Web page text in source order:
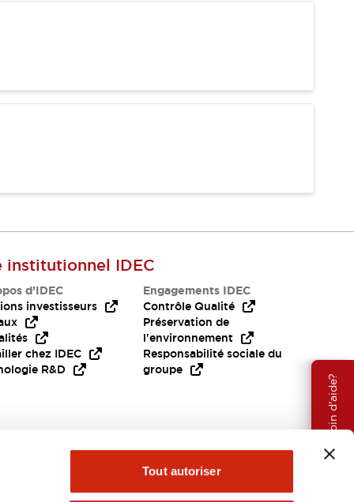
Tout autoriser
Besoin d'aide?
institutionnel IDEC
d’IDEC
investisseurs
chez IDEC
R&D
Engagements IDEC
Contrôle Qualité
Préservation de
l'environnement
Responsabilité sociale du
groupe